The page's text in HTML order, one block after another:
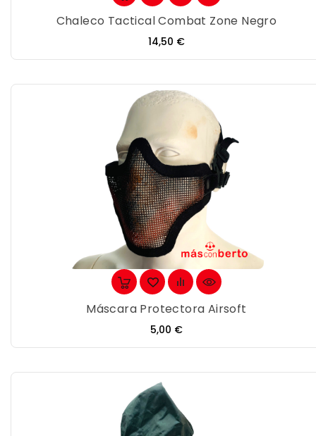
Chaleco Tactical Combat Zone Negro
Precio
14,50 €
Máscara Protectora Airsoft
Precio
5,00 €